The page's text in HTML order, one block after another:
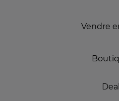
Vendre